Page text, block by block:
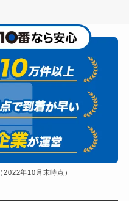
年10月末時点）